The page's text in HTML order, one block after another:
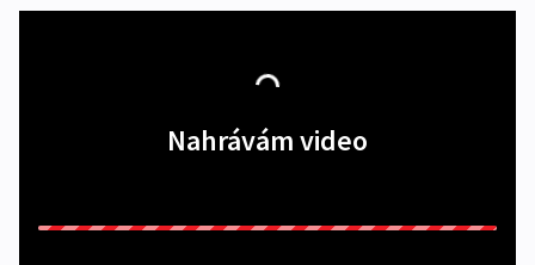
Nahrávám video